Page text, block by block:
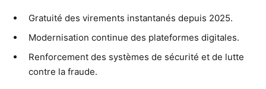
Gratuité des virements instantanés depuis 2025.
Modernisation continue des plateformes digitales.
Renforcement des systèmes de sécurité et de lutte
contre la fraude.